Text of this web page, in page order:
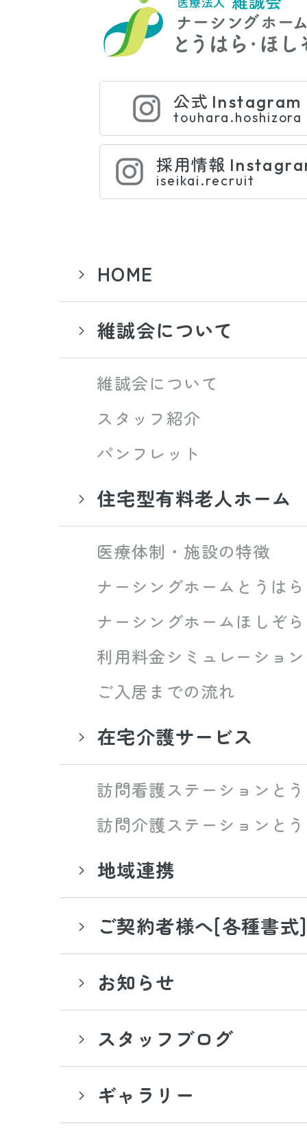
公式 Instagram
touhara.hoshizora
採用情報
iseikai.recruit
HOME
維誠会について
維誠会について
スタッフ紹介
パンフレット
住宅型有料老人ホーム
医療体制・施設の特徴
ナーシングホームとうはら
ナーシングホームほしぞら
利用料金シミュレーション
ご入居までの流れ
在宅介護サービス
訪問看護ステーションと
訪問介護ステーションと
地域連携
ご契約者様へ[各種書式]
お知らせ
スタッフブログ
ギャラリー